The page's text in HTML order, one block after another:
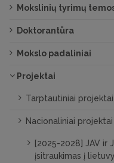
Mokslinių tyrimų
Doktorantūra
Mokslo padaliniai
Projektai
Tarptautiniai projektai
Nacionaliniai projektai
[2025-2028] JAV ir
įsitraukimas į